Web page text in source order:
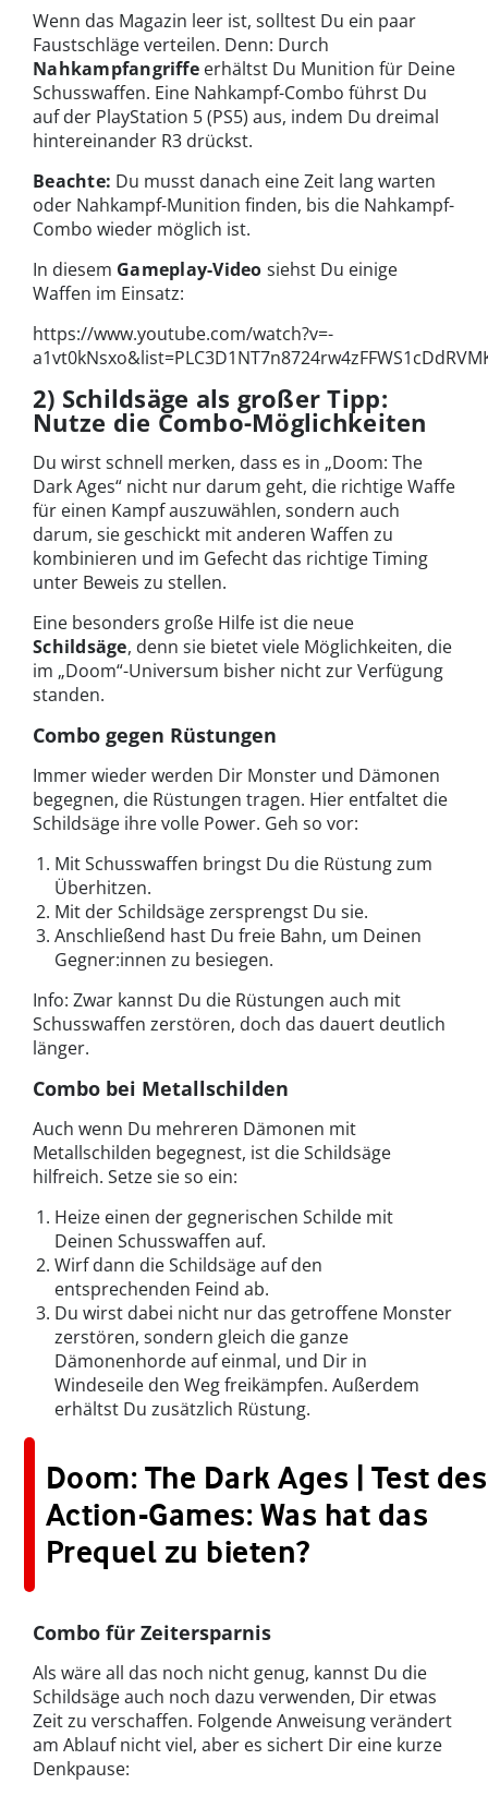
Wenn das Magazin leer ist, solltest Du ein paar
Faustschläge verteilen. Denn: Durch
Nahkampfangriffeerhältst Du Munition für Deine
Schusswaffen. Eine Nahkampf-Combo führst Du
auf der PlayStation 5 (PS5) aus, indem Du dreimal
hintereinander R3 drückst.
Beachte: Du musst danach eine Zeit lang warten
oder Nahkampf-Munition finden, bis die Nahkampf-
Combo wieder möglich ist.
In diesem Gameplay-Video siehst Du einige
Waffen im Einsatz:
https://www.youtube.com/watch?v=-
2) Schildsäge als großer Tipp:
Nutze die Combo-Möglichkeiten
Du wirst schnell merken, dass es in „Doom: The
Dark Ages“ nicht nur darum geht, die richtige Waffe
für einen Kampf auszuwählen, sondern auch
darum, sie geschickt mit anderen Waffen zu
kombinieren und im Gefecht das richtige Timing
unter Beweis zu stellen.
Eine besonders große Hilfe ist die neue
Schildsäge, denn sie bietet viele Möglichkeiten, die
im „Doom“-Universum bisher nicht zur Verfügung
standen.
Combo gegen Rüstungen
Immer wieder werden Dir Monster und Dämonen
begegnen, die Rüstungen tragen. Hier entfaltet die
Schildsäge ihre volle Power. Geh so vor:
Mit Schusswaffen bringst Du die Rüstung zum
Überhitzen.
Mit der Schildsäge zersprengst Du sie.
Anschließend hast Du freie Bahn, um Deinen
Gegner:innen zu besiegen.
Info: Zwar kannst Du die Rüstungen auch mit
Schusswaffen zerstören, doch das dauert deutlich
länger.
Combo bei Metallschilden
Auch wenn Du mehreren Dämonen mit
Metallschilden begegnest, ist die Schildsäge
hilfreich. Setze sie so ein:
Heize einen der gegnerischen Schilde mit
Deinen Schusswaffen auf.
Wirf dann die Schildsäge auf den
entsprechenden Feind ab.
Du wirst dabei nicht nur das getroffene Monster
zerstören, sondern gleich die ganze
Dämonenhorde auf einmal, und Dir in
Windeseile den Weg freikämpfen. Außerdem
erhältst Du zusätzlich Rüstung.
Doom: The Dark Ages | Test des
Action-Games: Was hat das
Prequel zu bieten?
Combo für Zeitersparnis
Als wäre all das noch nicht genug, kannst Du die
Schildsäge auch noch dazu verwenden, Dir etwas
Zeit zu verschaffen. Folgende Anweisung verändert
am Ablauf nicht viel, aber es sichert Dir eine kurze
Denkpause: